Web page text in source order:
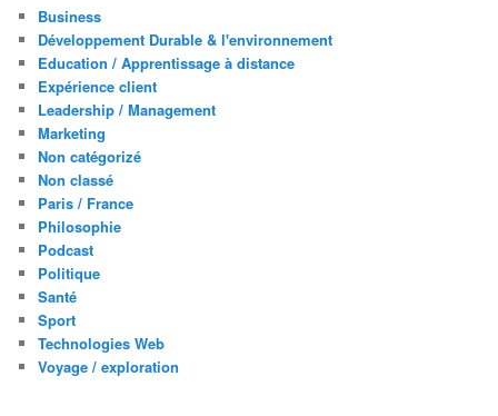
Business
Développement Durable & l'environnement
Education / Apprentissage à distance
Expérience client
Leadership / Management
Marketing
Non catégorizé
Non classé
Paris / France
Philosophie
Podcast
Politique
Santé
Sport
Technologies Web
Voyage / exploration